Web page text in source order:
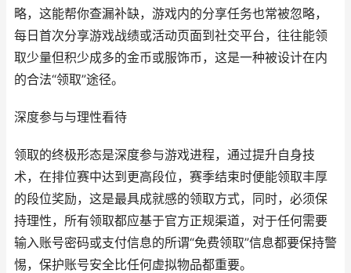
略，这能帮你查漏补缺，游戏内的分享任务也常被忽略，
每日首次分享游戏战绩或活动页面到社交平台，往往能领
取少量但积少成多的金币或服饰币，这是一种被设计在内
的合法“领取”途径。
深度参与与理性看待
领取的终极形态是深度参与游戏进程，通过提升自身技
术，在排位赛中达到更高段位，赛季结束时便能领取丰厚
的段位奖励，这是最具成就感的领取方式，同时，必须保
持理性，所有领取都应基于官方正规渠道，对于任何需要
输入账号密码或支付信息的所谓“免费领取”信息都要保持警
惕，保护账号安全比任何虚拟物品都重要。